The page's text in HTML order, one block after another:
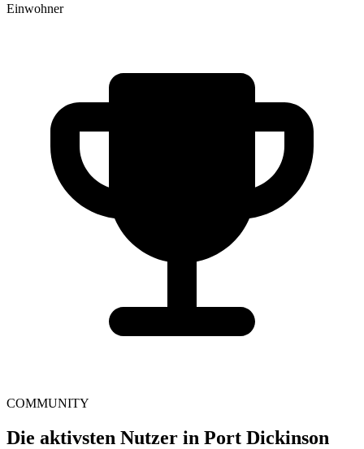
Einwohner
COMMUNITY
Die aktivsten Nutzer in Port Dickinson